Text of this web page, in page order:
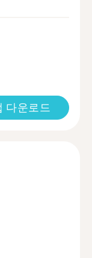
다운로드